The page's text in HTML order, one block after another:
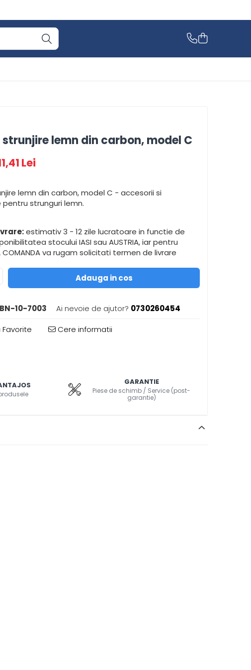
lemn din carbon, model C
Lei
lemn din carbon, model C - accesorii si
strunguri lemn.
estimativ 3 - 12 zile lucratoare in functie de
stocului IASI sau AUSTRIA, iar pentru
COMANDA va rugam solicitati termen de livrare
Adauga in cos
BN-10-7003 Ai nevoie de ajutor? 0730260454
Cere informatii
GARANTIE
Piese de schimb / Service (post-
garantie)